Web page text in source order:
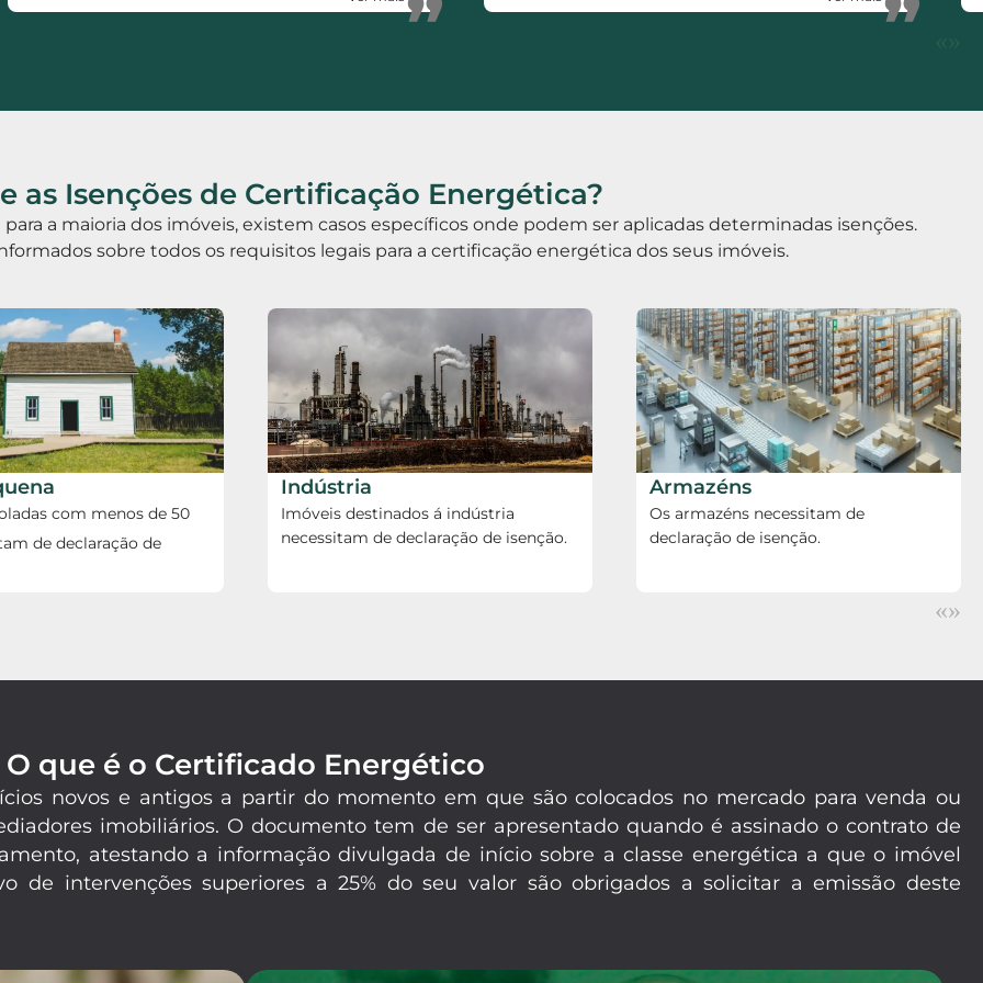
” ”
de certificação energética. Votos de muito
as Isenções de Certificação Energética?
a maioria dos imóveis, existem casos específicos onde podem ser aplicadas determinadas isenções.
sobre todos os requisitos legais para a certificação energética dos seus imóveis.
com menos de 50
de declaração de
Indústria
Imóveis destinados á indústria
necessitam de declaração de isenção.
Armazéns
Os armazéns necessitam de
declaração de isenção.
«»
O que é o Certificado Energético
novos e antigos a partir do momento em que são colocados no mercado para venda ou
imobiliários. O documento tem de ser apresentado quando é assinado o contrato de
atestando a informação divulgada de início sobre a classe energética a que o imóvel
de intervenções superiores a 25% do seu valor são obrigados a solicitar a emissão deste